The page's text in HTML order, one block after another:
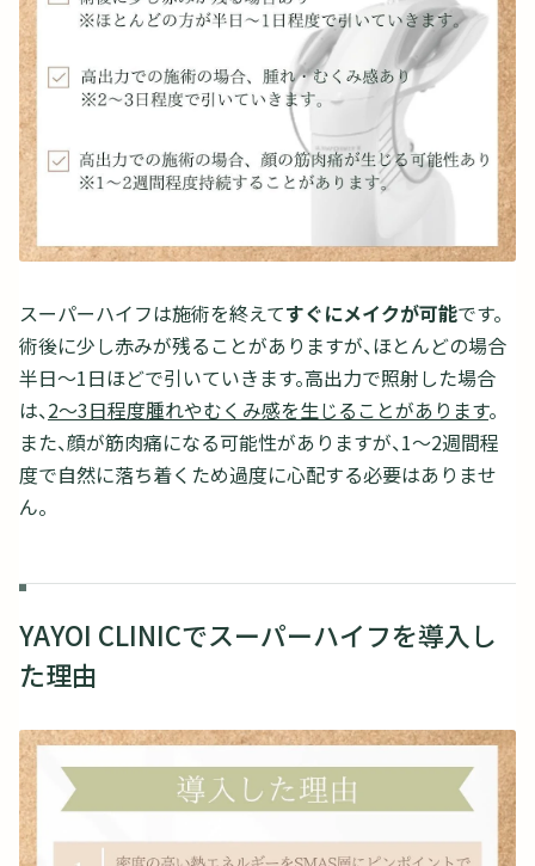
スーパーハイフは施術を終えてすぐにメイクが可能です。
術後に少し赤みが残ることがありますが、ほとんどの場合
半日～1日ほどで引いていきます。高出力で照射した場合
は、2～3日程度腫れやむくみ感を生じることがあります。
また、顔が筋肉痛になる可能性がありますが、1～2週間程
度で自然に落ち着くため過度に心配する必要はありませ
ん。
YAYOI CLINICでスーパーハイフを導入し
た理由